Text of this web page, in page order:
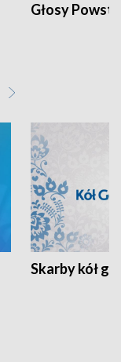
Głosy
Skarby kół